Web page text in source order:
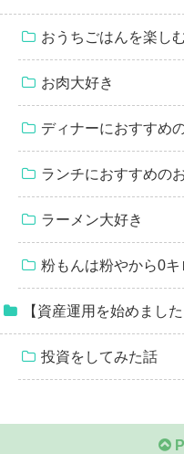
おうちごはんを楽し
お肉大好き
ディナーにおすすめ
ランチにおすすめの
ラーメン大好き
粉もんは粉やから0キ
【資産運用を始めました
投資をしてみた話